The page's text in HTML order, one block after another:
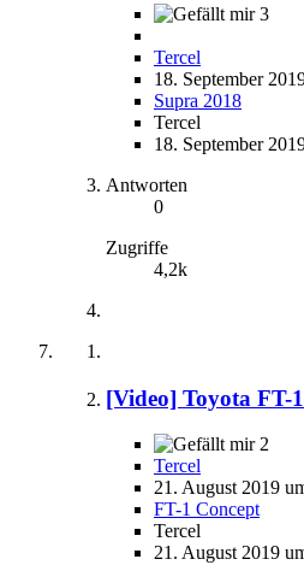
3
Tercel
18. September
Supra 2018
Tercel
18. September
Antworten
0
Zugriffe
4,2k
[Video] Toyota FT-
2
Tercel
21. August 2019
FT-1 Concept
Tercel
21. August 2019